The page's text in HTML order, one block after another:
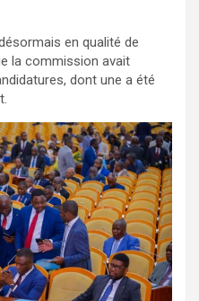
en qualité de
la commission avait
dont une a été